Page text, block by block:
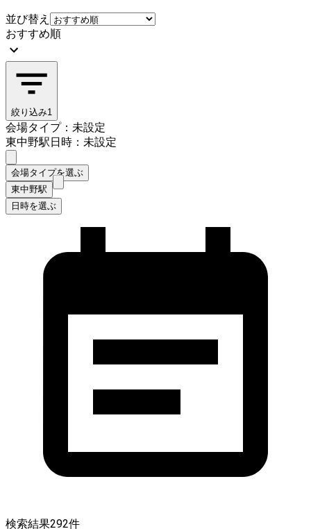
並び替え
おすすめ順
絞り込み1
会場タイプ：未設定
東中野駅日時：未設定
会場タイプを選ぶ
東中野駅
日時を選ぶ
検索結果292件